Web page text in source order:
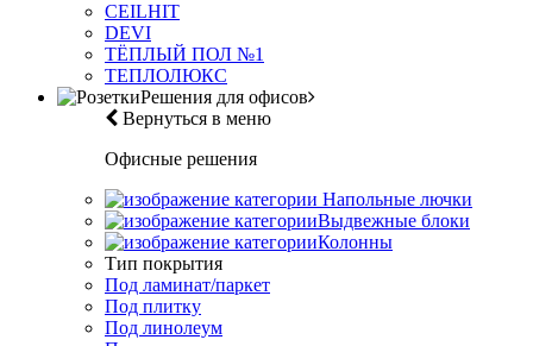
CEILHIT
DEVI
ТЁПЛЫЙ ПОЛ №1
ТЕПЛОЛЮКС
Решения для офисов
Вернуться в меню
Офисные решения
Напольные лючки
Выдвежные блоки
Колонны
Тип покрытия
Под ламинат/паркет
Под плитку
Под линолеум